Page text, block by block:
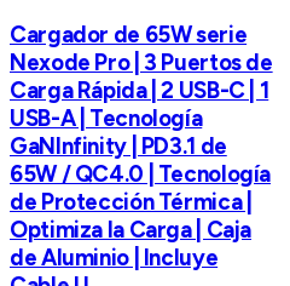
Cargador de 65W serie
Nexode Pro | 3 Puertos de
Carga Rápida | 2 USB-C | 1
USB-A | Tecnología
GaNInfinity | PD3.1 de
65W / QC4.0 | Tecnología
de Protección Térmica |
Optimiza la Carga | Caja
de Aluminio | Incluye